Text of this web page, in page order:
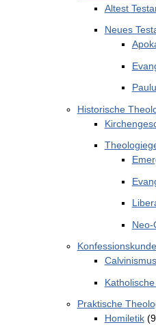
Altest
Neues
Historische
Neo-
Konfessionskunde
Calvinismus
Praktische
Homiletik